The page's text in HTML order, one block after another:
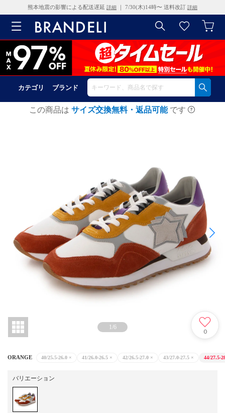
熊本地震の影響による配送遅延 詳細 ｜ 7/30(木)14時〜 送料改訂 詳細
カテゴリ ブランド
この商品は サイズ交換無料・返品可能 です
1/6
0
ORANGE 40/25.5-26.0 × 41/26.0-26.5 × 42/26.5-27.0 × 43/27.0-27.5 × 44/27.5-
バリエーション